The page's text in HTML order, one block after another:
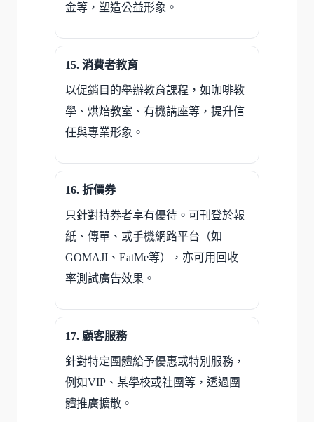
金等，塑造公益形象。
消費者教育
以促銷目的舉辦教育課程，如咖啡教
學、烘焙教室、有機講座等，提升信
任與專業形象。
折價券
只針對持券者享有優待。可刊登於報
紙、傳單、或手機網路平台（如
GOMAJI、EatMe等），亦可用回收
率測試廣告效果。
顧客服務
針對特定團體給予優惠或特別服務，
例如VIP、某學校或社團等，透過團
體推廣擴散。